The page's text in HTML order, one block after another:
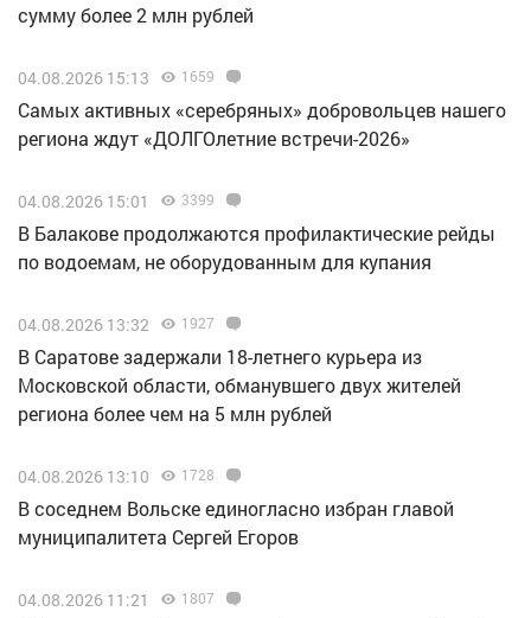
сумму более 2 млн рублей
04.08.2026 15:13 1659
Самых активных «серебряных» добровольцев нашего
региона ждут «ДОЛГОлетние встречи-2026»
04.08.2026 15:01 3399
В Балакове продолжаются профилактические рейды
по водоемам, не оборудованным для купания
04.08.2026 13:32 1927
В Саратове задержали 18-летнего курьера из
Московской области, обманувшего двух жителей
региона более чем на 5 млн рублей
04.08.2026 13:10 1728
В соседнем Вольске единогласно избран главой
муниципалитета Сергей Егоров
04.08.2026 11:21 1807